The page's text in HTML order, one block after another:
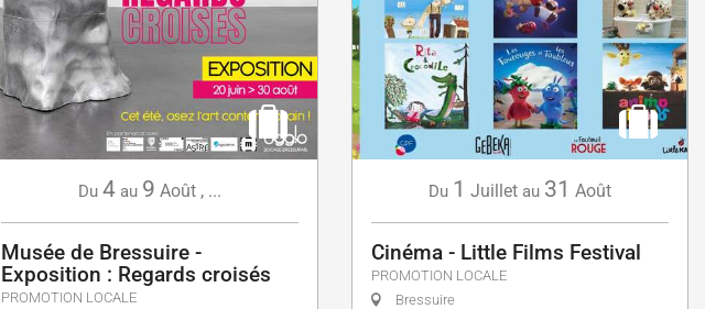
Du 4 au 9 Août , ...
Musée de Bressuire -
Exposition : Regards croisés
PROMOTION LOCALE
Du 1 Juillet au 31 Août
Cinéma - Little Films Festival
PROMOTION LOCALE
Bressuire